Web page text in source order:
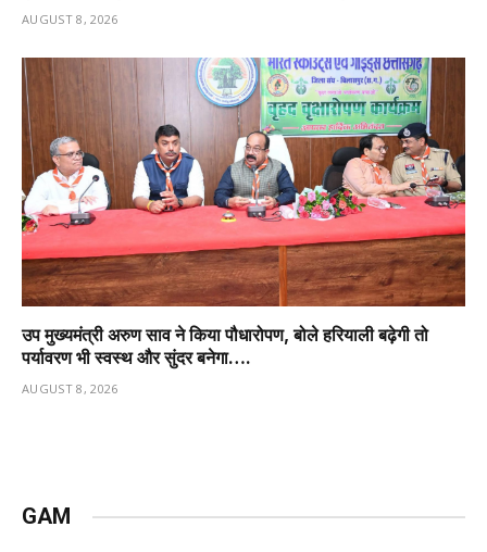
AUGUST 8, 2026
उप मुख्यमंत्री अरुण साव ने किया पौधारोपण, बोले हरियाली बढ़ेगी तो
पर्यावरण भी स्वस्थ और सुंदर बनेगा….
AUGUST 8, 2026
GAM